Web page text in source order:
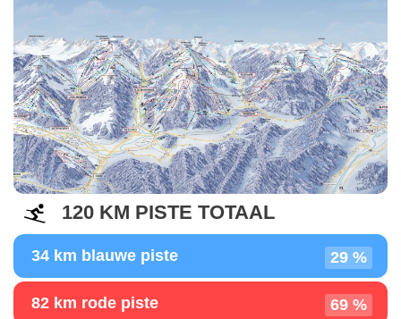
120 KM PISTE TOTAAL
34 km blauwe piste 29 %
82 km rode piste 69 %